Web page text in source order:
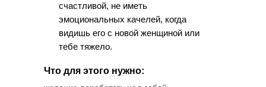
счастливой, не иметь
эмоциональных качелей, когда
видишь его с новой женщиной или
тебе тяжело.
Что для этого нужно: